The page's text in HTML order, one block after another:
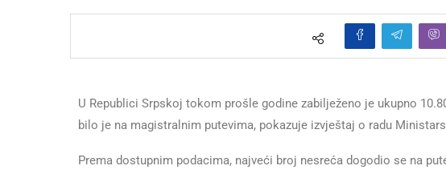
U Republici Srpskoj tokom prošle godine zabilježeno je ukupno
bilo je na magistralnim putevima, pokazuje izvještaj o radu
Prema dostupnim podacima, najveći broj nesreća dogodio se na